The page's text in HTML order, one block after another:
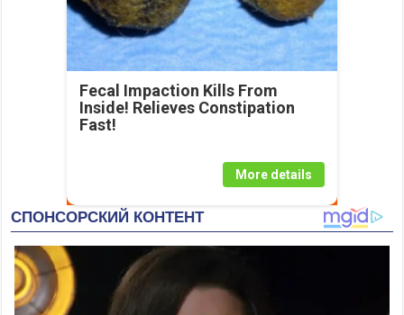
Fecal Impaction Kills From
Inside! Relieves Constipation
Fast!
More details